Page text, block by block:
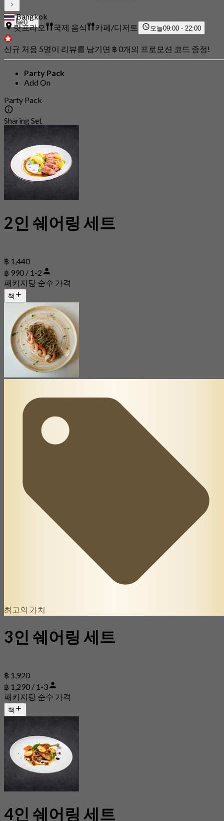
0
Bangkok
랏프라오
국제 음식 카페/디저트 오늘09:00 - 22:00
신규 처음 5명이 리뷰를 남기면 ฿ 0개의 프로모션 코드 증정!
Party Pack
Add On
Party Pack
Sharing Set
2인 쉐어링 세트
฿ 1,440
฿ 990 / 1-2
패키지당 순수 가격
책
최고의 가치
3인 쉐어링 세트
฿ 1,920
฿ 1,290 / 1-3
패키지당 순수 가격
책
4인 쉐어링 세트